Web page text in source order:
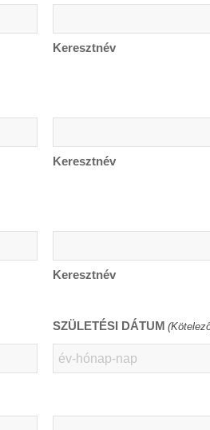
Keresztnév
Keresztnév
Keresztnév
SZÜLETÉSI DÁTUM